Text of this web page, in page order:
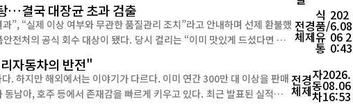
…결국 대장균 초과 검출
”, “실제 이상 여부와 무관한 품질관리 조치”라고 안내하며 선제 환불했
됐다. 당시 컬리는 “이미 맛있게 드셨다면 특별
품 일부 제조분에서 대장균 기준규격 부적합을 ...
전
체
경
제
식
품/
유
통
202
06 2
0:43
자동차의 반전"
. 하지만 해외에서는 이야기가 다르다. 이미 연간 300만 대 이상을 판매
등에서 존재감을 빠르게 키우고 있다. 최근 발표된 실적만
전
체
경
제
자
동
차
2026.
08.06
16:53